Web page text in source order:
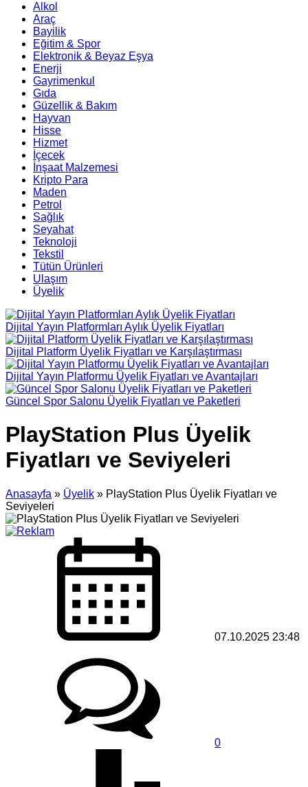
Alkol
Araç
Bayilik
Eğitim & Spor
Elektronik & Beyaz Eşya
Enerji
Gayrimenkul
Gıda
Güzellik & Bakım
Hayvan
Hisse
Hizmet
İçecek
İnşaat Malzemesi
Kripto Para
Maden
Petrol
Sağlık
Seyahat
Teknoloji
Tekstil
Tütün Ürünleri
Ulaşım
Üyelik
Dijital Yayın Platformları Aylık Üyelik Fiyatları
Dijital Platform Üyelik Fiyatları ve Karşılaştırması
Dijital Yayın Platformu Üyelik Fiyatları ve Avantajları
Güncel Spor Salonu Üyelik Fiyatları ve Paketleri
PlayStation Plus Üyelik
Fiyatları ve Seviyeleri
Anasayfa » Üyelik » PlayStation Plus Üyelik Fiyatları ve
Seviyeleri
07.10.2025 23:48
0